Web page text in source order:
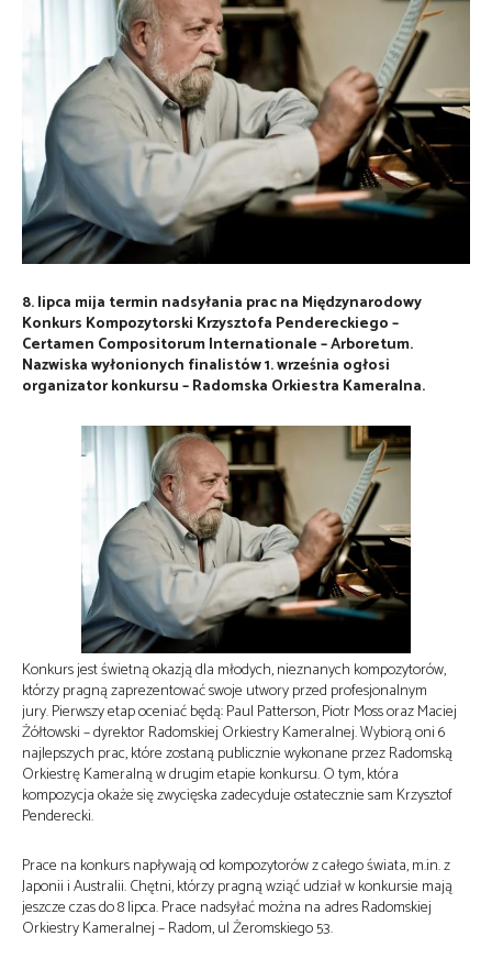
8. lipca mija termin nadsyłania prac na Międzynarodowy
Konkurs Kompozytorski Krzysztofa Pendereckiego –
Certamen Compositorum Internationale – Arboretum.
Nazwiska wyłonionych finalistów 1. września ogłosi
organizator konkursu – Radomska Orkiestra Kameralna.
Konkurs jest świetną okazją dla młodych, nieznanych kompozytorów,
którzy pragną zaprezentować swoje utwory przed profesjonalnym
jury. Pierwszy etap oceniać będą: Paul Patterson, Piotr Moss oraz Maciej
Żółtowski – dyrektor Radomskiej Orkiestry Kameralnej. Wybiorą oni 6
najlepszych prac, które zostaną publicznie wykonane przez Radomską
Orkiestrę Kameralną w drugim etapie konkursu. O tym, która
kompozycja okaże się zwycięska zadecyduje ostatecznie sam Krzysztof
Penderecki.
Prace na konkurs napływają od kompozytorów z całego świata, m.in. z
Japonii i Australii. Chętni, którzy pragną wziąć udział w konkursie mają
jeszcze czas do 8 lipca. Prace nadsyłać można na adres Radomskiej
Orkiestry Kameralnej – Radom, ul Żeromskiego 53.